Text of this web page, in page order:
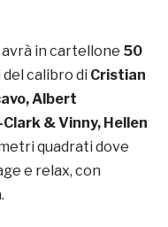
in cartellone 50
calibro di Cristian
Albert
& Vinny, Hellen
quadrati dove
e relax, con